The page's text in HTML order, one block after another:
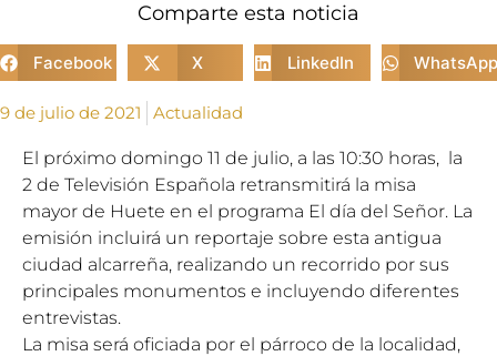
Comparte esta noticia
Facebook X LinkedIn WhatsApp
9 de julio de 2021 Actualidad
El próximo domingo 11 de julio, a las 10:30 horas, la
2 de Televisión Española retransmitirá la misa
mayor de Huete en el programa El día del Señor. La
emisión incluirá un reportaje sobre esta antigua
ciudad alcarreña, realizando un recorrido por sus
principales monumentos e incluyendo diferentes
entrevistas.
La misa será oficiada por el párroco de la localidad,